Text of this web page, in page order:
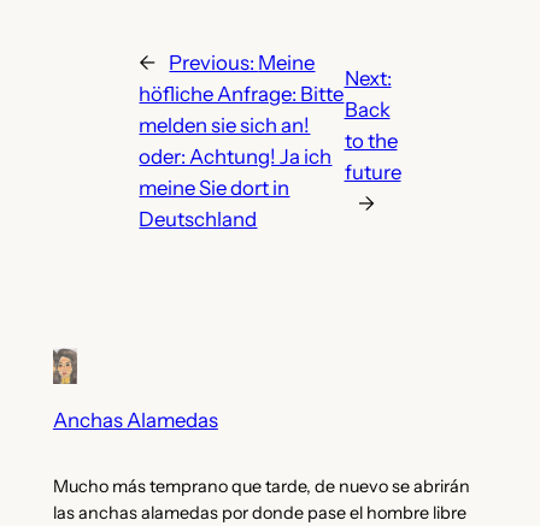
← Previous: Meine
höfliche Anfrage: Bitte
melden sie sich an!
oder: Achtung! Ja ich
meine Sie dort in
Deutschland
Next:
Back
to the
future
→
Anchas Alamedas
Mucho más temprano que tarde, de nuevo se abrirán
las anchas alamedas por donde pase el hombre libre